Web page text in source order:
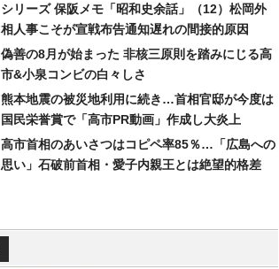
シリーズ 保阪メモ「昭和史余話」（12）松岡外
相人事こそが宣戦布告通知遅れの間接的原因
偽善の8月が始まった 非核三原則を踏みにじる高
市&小泉コンビの白々しさ
熊本地震の被災地利用に続き…首相官邸が今度は
国民栄誉賞で「高市PR動画」作成し大炎上
高市首相のあいさつはコピペ率85％…「広島への
思い」石破前首相・愛子内親王とは絶望的格差